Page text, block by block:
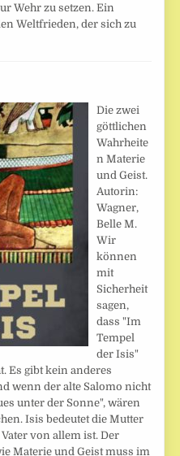
Wehr zu setzen. Ein
Weltfrieden, der sich zu
Die zwei
göttlichen
Wahrheite
n Materie
und Geist.
Autorin:
Wagner,
Belle M.
Wir
können
mit
Sicherheit
sagen,
dass "Im
Tempel
der Isis"
Es gibt kein anderes
wenn der alte Salomo nicht
unter der Sonne", wären
Isis bedeutet die Mutter
von allem ist. Der
Materie und Geist muss im